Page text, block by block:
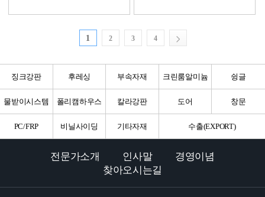
1 2 3 4
징크강판 후레싱 부속자재 크린룸알미늄 슁글
물받이시스템 폴리캠하우스 칼라강판 도어 창문
PC/FRP 비닐사이딩 기타자재 수출(EXPORT)
전문가소개 인사말
경영이념
찾아오시는길